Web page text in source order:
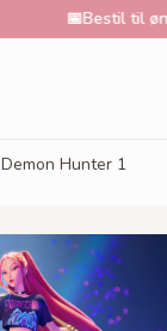
Bestil til ønsket dato
Demon Hunter 1